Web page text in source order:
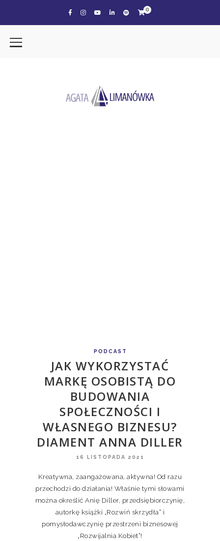
0
PODCAST
JAK WYKORZYSTAĆ
MARKĘ OSOBISTĄ DO
BUDOWANIA
SPOŁECZNOŚCI I
WŁASNEGO BIZNESU?
DIAMENT ANNA DILLER
16 LISTOPADA 2021
Kreatywna, zaangażowana, aktywna! Od razu
przechodzi do działania! Właśnie tymi słowami
można określić Anię Diller, przedsiębiorczynię,
autorkę książki „Rozwiń skrzydła” i
pomysłodawczynię przestrzeni biznesowej
„Rozwijalnia Kobiet”!